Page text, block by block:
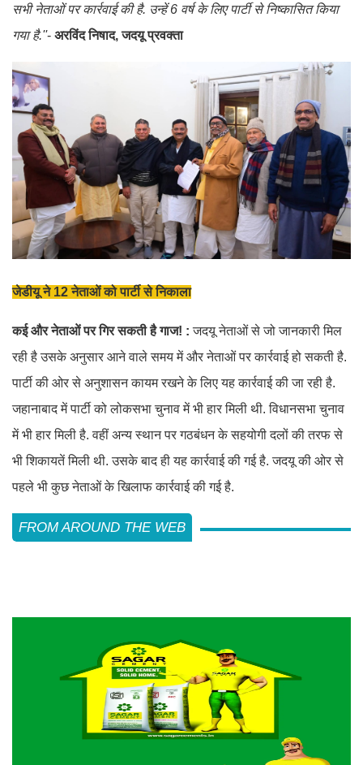
सभी नेताओं पर कार्रवाई की है. उन्हें 6 वर्ष के लिए पार्टी से निष्कासित किया
गया है.''- अरविंद निषाद, जदयू प्रवक्ता
जेडीयू ने 12 नेताओं को पार्टी से निकाला
कई और नेताओं पर गिर सकती है गाज! :जदयू नेताओं से जो जानकारी मिल
रही है उसके अनुसार आने वाले समय में और नेताओं पर कार्रवाई हो सकती है.
पार्टी की ओर से अनुशासन कायम रखने के लिए यह कार्रवाई की जा रही है.
जहानाबाद में पार्टी को लोकसभा चुनाव में भी हार मिली थी. विधानसभा चुनाव
में भी हार मिली है. वहीं अन्य स्थान पर गठबंधन के सहयोगी दलों की तरफ से
भी शिकायतें मिली थी. उसके बाद ही यह कार्रवाई की गई है. जदयू की ओर से
पहले भी कुछ नेताओं के खिलाफ कार्रवाई की गई है.
FROM AROUND THE WEB